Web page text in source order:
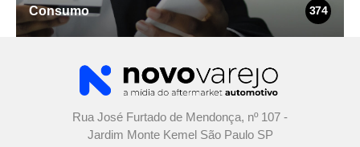
Consumo 374
Rua José Furtado de Mendonça, nº 107 -
Jardim Monte Kemel São Paulo SP